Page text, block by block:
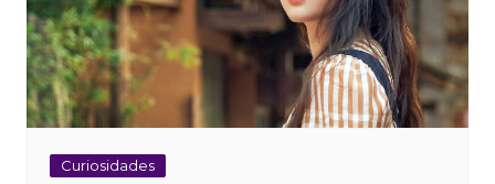
Curiosidades